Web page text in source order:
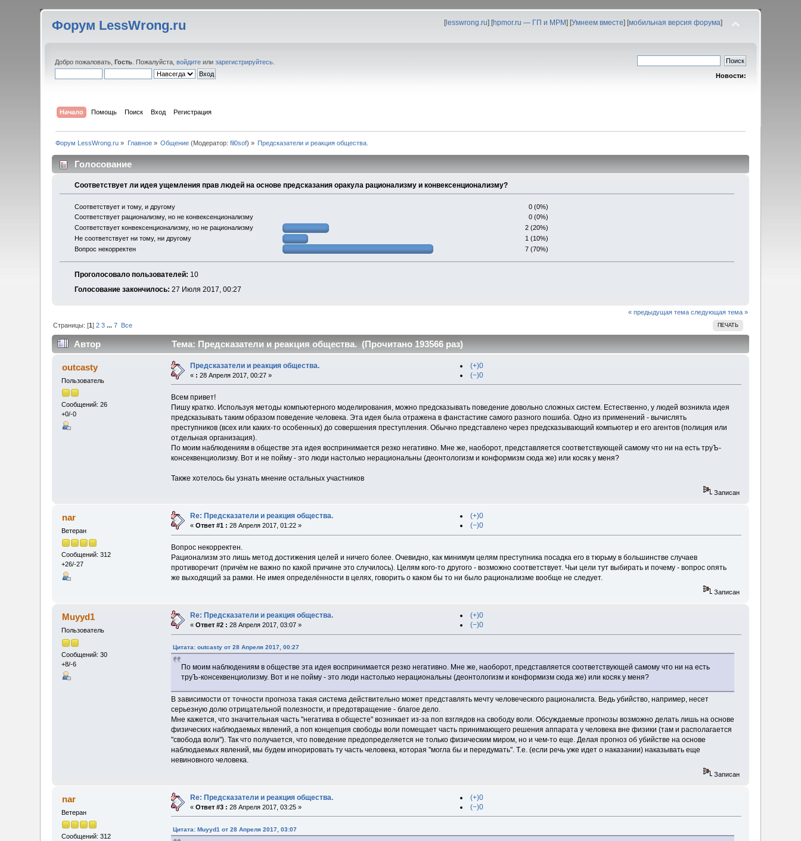
Форум LessWrong.ru [lesswrong.ru] [hpmor.ru — ГП и МРМ] [Умнеем вместе] [мобильная версия форума]
Добро пожаловать,Гость . Пожалуйста,войдите илизарегистрируйтесь
Новости:
Начало Помощь Поиск Вход Регистрация
Форум LessWrong.ru » Главное» Общение (Модератор:fil0sof) » Предсказатели и реакция общества.
Голосование
Соответствует ли идея ущемления прав людей на основе предсказания оракула рационализму и конвексенционализму?
Соответствует и тому, и другому
0 (0%)
Соответствует рационализму, но не конвексенционализму
0 (0%)
Соответствует конвексенционализму, но не рационализму
2 (20%)
Не соответствует ни тому, ни другому
1 (10%)
Вопрос некорректен
7 (70%)
Проголосовало пользователей: 10
Голосование закончилось: 27 Июля 2017, 00:27
« предыдущая тема следующая тема »
ПЕЧАТЬ
Страницы: [1]2 3 ...7 Все
Автор Тема: Предсказатели и реакция общества. (Прочитано 193566 раз)
outcasty
Пользователь
Сообщений: 26
+0/-0
Предсказатели и реакция общества.
« : 28 Апреля 2017, 00:27 »
(+)0
(−)0
Всем привет!
Пишу кратко. Используя методы компьютерного моделирования, можно предсказывать поведение довольно сложных систем. Естественно, у людей возникла идея
предсказывать таким образом поведение человека. Эта идея была отражена в фанстастике самого разного пошиба. Одно из применений - вычислять
преступников (всех или каких-то особенных) до совершения преступления. Обычно представлено через предсказывающий компьютер и его агентов (полиция или
отдельная организация).
По моим наблюдениям в обществе эта идея воспринимается резко негативно. Мне же, наоборот, представляется соответствующей самому что ни на есть труЪ-
консеквенциолизму. Вот и не пойму - это люди настолько нерациональны (деонтологизм и конформизм сюда же) или косяк у меня?
Также хотелось бы узнать мнение остальных участников
Записан
nar
Ветеран
Сообщений: 312
+26/-27
Re: Предсказатели и реакция общества.
«Ответ #1 : 28 Апреля 2017, 01:22 »
(+)0
(−)0
Вопрос некорректен.
Рационализм это лишь метод достижения целей и ничего более. Очевидно, как минимум целям преступника посадка его в тюрьму в большинстве случаев
противоречит (причём не важно по какой причине это случилось). Целям кого-то другого - возможно соответствует. Чьи цели тут выбирать и почему - вопрос опять
же выходящий за рамки. Не имея определённости в целях, говорить о каком бы то ни было рационализме вообще не следует.
Записан
Muyyd1
Пользователь
Сообщений: 30
+8/-6
Re: Предсказатели и реакция общества.
«Ответ #2 : 28 Апреля 2017, 03:07 »
(+)0
(−)0
Цитата: outcasty от 28 Апреля 2017, 00:27
По моим наблюдениям в обществе эта идея воспринимается резко негативно. Мне же, наоборот, представляется соответствующей самому что ни на есть
труЪ-консеквенциолизму. Вот и не пойму - это люди настолько нерациональны (деонтологизм и конформизм сюда же) или косяк у меня?
В зависимости от точности прогноза такая система действительно может представлять мечту человеческого рационалиста. Ведь убийство, например, несет
серьезную долю отрицательной полезности, и предотвращение - благое дело.
Мне кажется, что значительная часть "негатива в общесте" возникает из-за поп взглядов на свободу воли. Обсуждаемые прогнозы возможно делать лишь на основе
физических наблюдаемых явлений, а поп концепция свободы воли помещает часть принимающего решения аппарата у человека вне физики (там и располагается
"свобода воли"). Так что получается, что поведение предопределяется не только физическим миром, но и чем-то еще. Делая прогноз об убийстве на основе
наблюдаемых явлений, мы будем игнорировать ту часть человека, которая "могла бы и передумать". Т.е. (если речь уже идет о наказании) наказывать еще
невиновного человека.
Записан
nar
Ветеран
Сообщений: 312
Re: Предсказатели и реакция общества.
«Ответ #3 : 28 Апреля 2017, 03:25 »
(+)0
(−)0
Цитата: Muyyd1 от 28 Апреля 2017, 03:07